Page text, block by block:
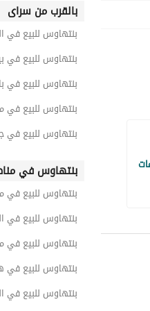
بالقرب من سراى
بنتهاوس للبيع في
بنتهاوس للبيع في
بنتهاوس للبيع في
بنتهاوس للبيع في
بنتهاوس للبيع في
بنتهاوس في
بنتهاوس للبيع في
بنتهاوس للبيع في
بنتهاوس للبيع في
بنتهاوس للبيع في
بنتهاوس للبيع في